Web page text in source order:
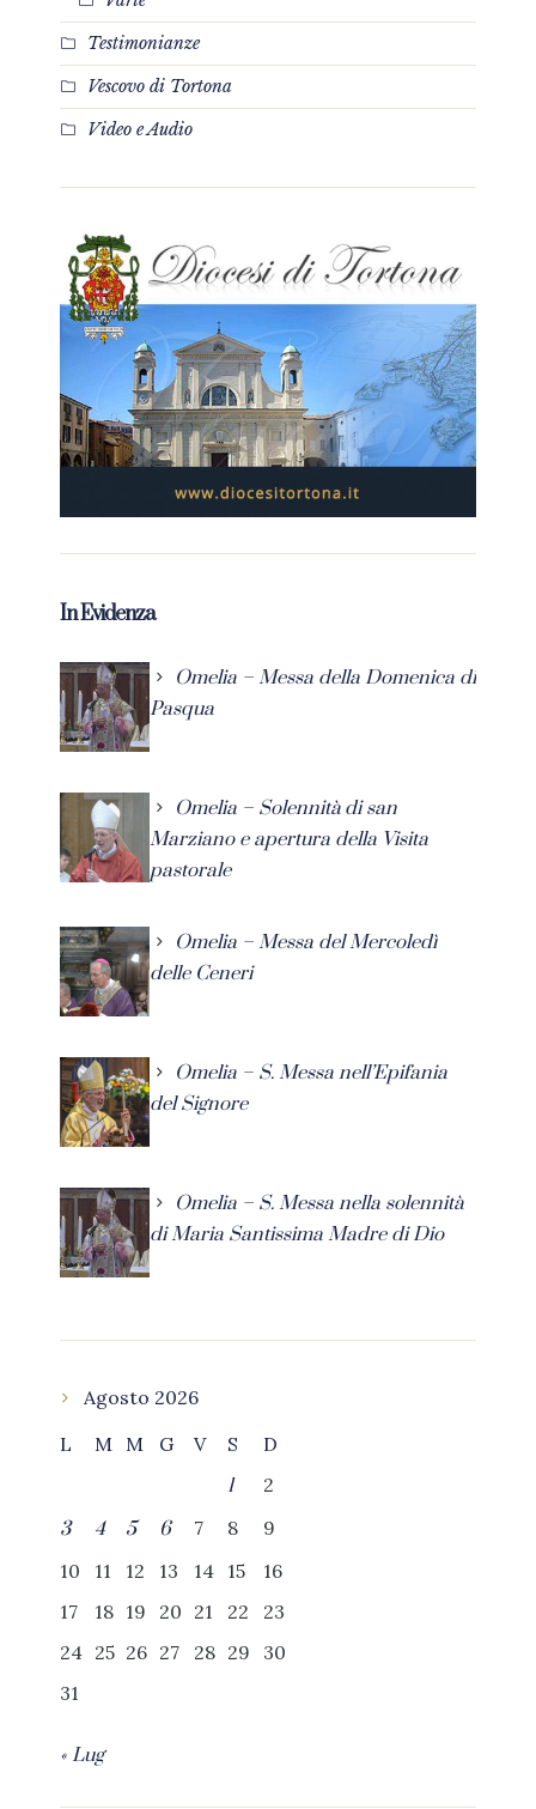
Testimonianze
Vescovo di Tortona
Video e Audio
In Evidenza
Omelia – Messa della Domenica di
Pasqua
Omelia – Solennità di san
Marziano e apertura della Visita
pastorale
Omelia – Messa del Mercoledì
delle Ceneri
Omelia – S. Messa nell’Epifania
del Signore
Omelia – S. Messa nella solennità
di Maria Santissima Madre di Dio
Agosto 2026
L
M M G V S
D
1
2
3
4 5 6 7 8
9
10
11 12 13 14 15
16
17
18 19 20 21 22
23
24 25 26 27 28 29
30
31
« Lug